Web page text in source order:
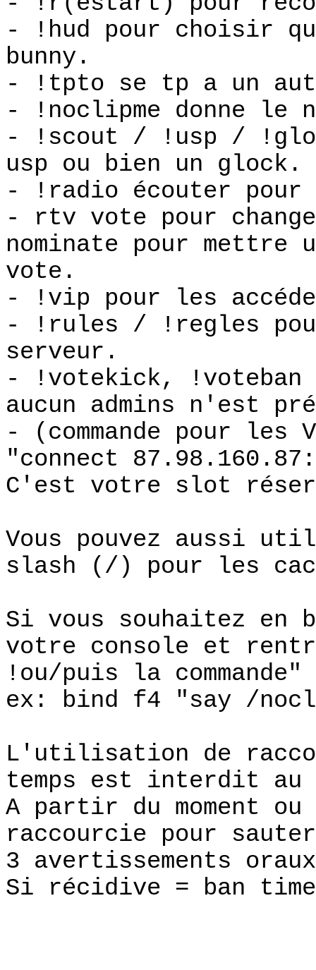
- !hud pour choisir
bunny.
- !tpto se tp a un
- !noclipme donne le
- !scout / !usp /
usp ou bien un glock.
- !radio écouter
- rtv vote pour
nominate pour mettre
vote.
- !vip pour les
- !rules / !regles
serveur.
- !votekick, !voteban
aucun admins n'est
- (commande pour les
"connect
C'est votre slot
Vous pouvez aussi
slash (/) pour les
Si vous souhaitez en
votre console et
!ou/puis la commande"
ex: bind f4 "say /
L'utilisation de
temps est interdit au
A partir du moment
raccourcie pour
3 avertissements
Si récidive = ban